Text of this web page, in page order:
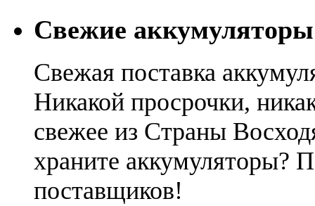
Свежие
Свежая поставка
Никакой просрочки,
свежее из Страны
храните аккумуляторы?
поставщиков!